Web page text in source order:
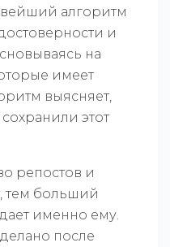
алгоритм
и
на
имеет
выясняет,
этот
репостов и
тем больший
именно ему.
после